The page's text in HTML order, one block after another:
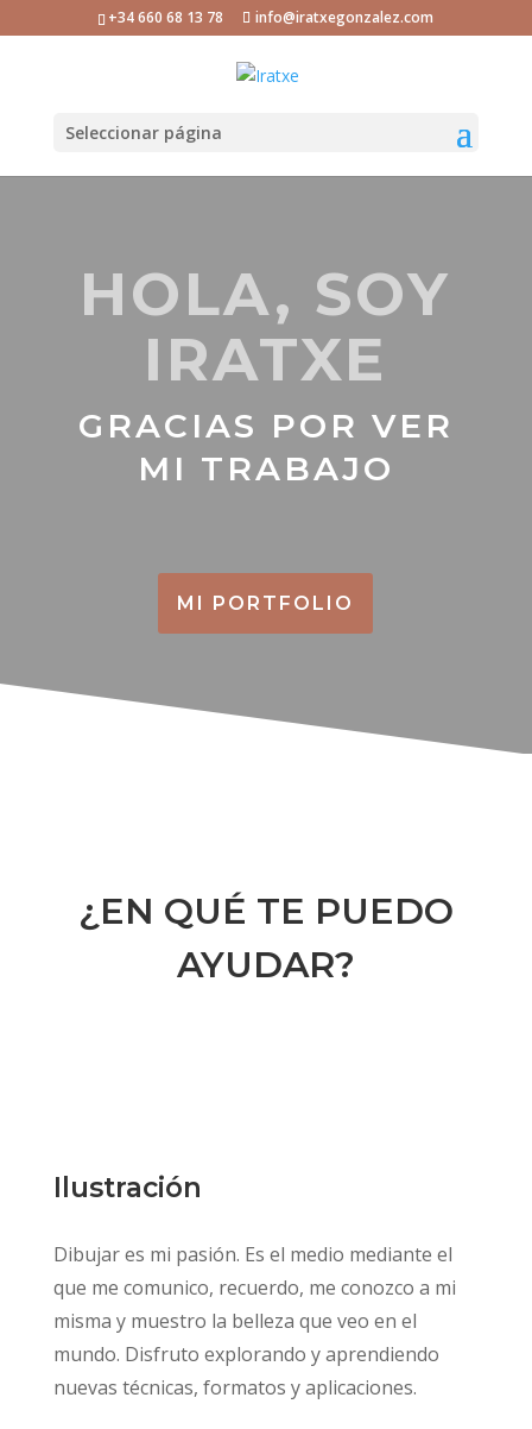
+34 660 68 13 78 info@iratxegonzalez.com
Seleccionar página
HOLA, SOY
IRATXE
GRACIAS POR VER
MI TRABAJO
MI PORTFOLIO
¿EN QUÉ TE PUEDO
AYUDAR?
Ilustración
Dibujar es mi pasión. Es el medio mediante el
que me comunico, recuerdo, me conozco a mi
misma y muestro la belleza que veo en el
mundo. Disfruto explorando y aprendiendo
nuevas técnicas, formatos y aplicaciones.